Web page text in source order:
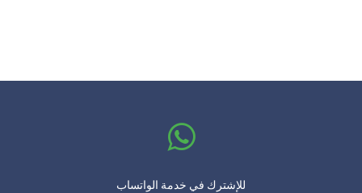
للإشترك في خدمة الواتساب